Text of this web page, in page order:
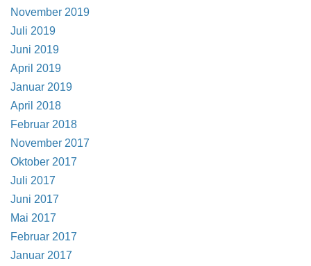
November 2019
Juli 2019
Juni 2019
April 2019
Januar 2019
April 2018
Februar 2018
November 2017
Oktober 2017
Juli 2017
Juni 2017
Mai 2017
Februar 2017
Januar 2017